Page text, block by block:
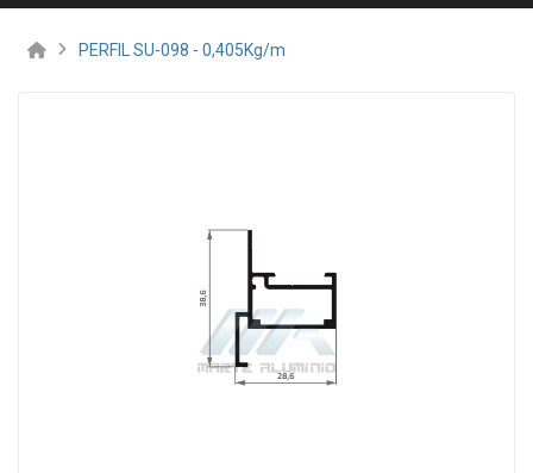
PERFIL SU-098 - 0,405Kg/m